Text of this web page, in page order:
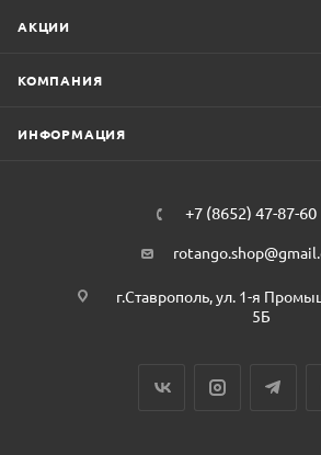
АКЦИИ
КОМПАНИЯ
ИНФОРМАЦИЯ
+7 (8652) 47-87-60
г.Ставрополь, ул. 1-я
5Б